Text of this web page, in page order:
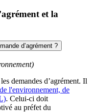
et la
d’agrément ?
demandes d’agrément. Il
l'environnement, de
. Celui-ci doit
au préfet du